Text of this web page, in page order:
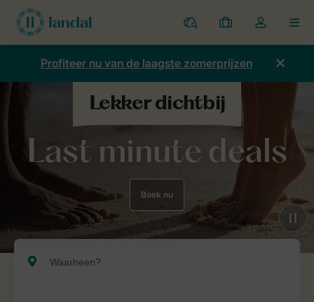
Parken
Mijn
boekingen
Open
de
dropdown
Profiteer nu van de laagste zomerprijzen
Last minute deals
Boek nu